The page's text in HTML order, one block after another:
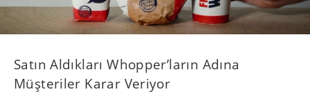
Satın Aldıkları Whopper’ların Adına
Müşteriler Karar Veriyor